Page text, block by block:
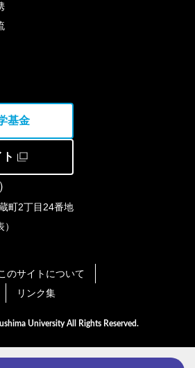
町2丁目24番地
基金
のサイトについて
リンク集
University All Rights Reserved.